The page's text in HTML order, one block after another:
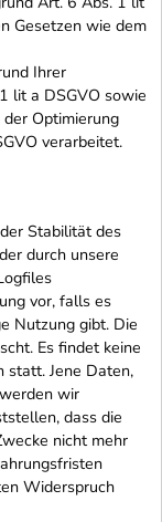
Gesetzen wie dem
Ihrer
lit a DSGVO sowie
Optimierung
verarbeitet.
Stabilität des
durch unsere
vor, falls es
Nutzung gibt. Die
Es findet keine
statt. Jene Daten,
wir
dass die
nicht mehr
Widerspruch